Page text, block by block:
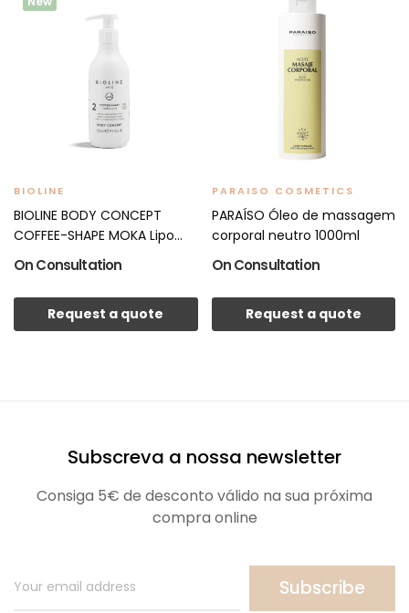
BIOLINE
BIOLINE BODY CONCEPT
COFFEE-SHAPE MOKA Lipo...
On Consultation
Request a quote
PARAISO COSMETICS
PARAÍSO Óleo de massagem
corporal neutro 1000ml
On Consultation
Request a quote
Subscreva a nossa newsletter
Consiga 5€ de desconto válido na sua próxima
compra online
Subscribe